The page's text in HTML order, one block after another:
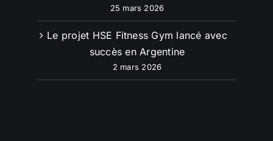
25 mars 2026
Le projet HSE Fitness Gym lancé avec
succès en Argentine
2 mars 2026